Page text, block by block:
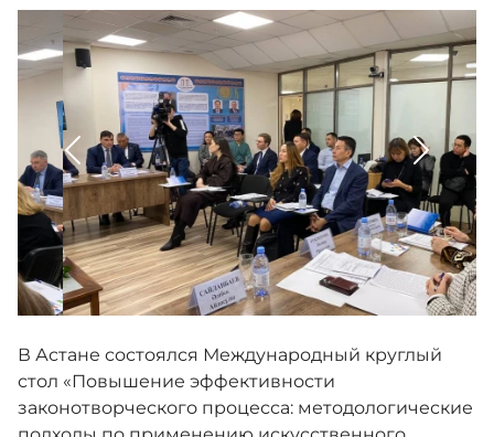
Версия для слабовидящих
В Астане состоялся Международный круглый
стол «Повышение эффективности
законотворческого процесса: методологические